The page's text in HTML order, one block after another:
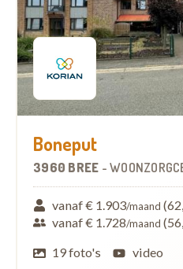
Boneput
3960 BREE -
vanaf € 1.903/maand
vanaf € 1.728/maand
19 foto's
video